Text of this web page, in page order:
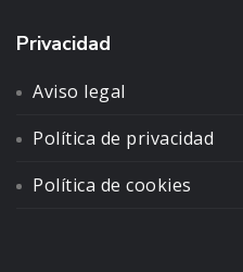
Privacidad
Aviso legal
Política de privacidad
Política de cookies